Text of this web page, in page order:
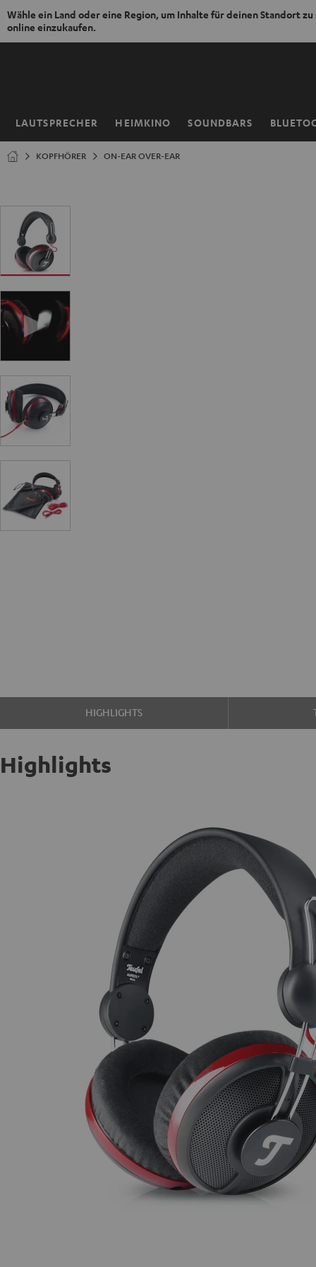
Wähle ein Land oder eine Region, um Inhalte für deinen Standort zu
online einzukaufen.
ZUM
LAUTSPRECHER HEIMKINO SOUNDBARS
Startseite
KOPFHÖRER ON-EAR OVER-EAR
HIGHLIGHTS
Highlights